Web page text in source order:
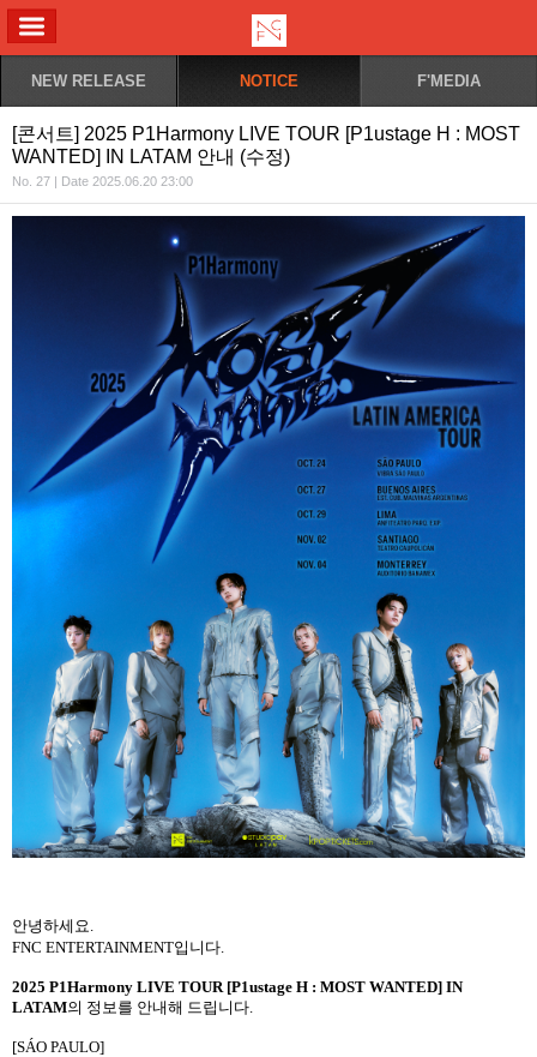
NEW RELEASE NOTICE F'MEDIA
[콘서트] 2025 P1Harmony LIVE TOUR [P1ustage H : MOST
WANTED] IN LATAM 안내 (수정)
No. 27 | Date 2025.06.20 23:00
안녕하세요.
FNC ENTERTAINMENT입니다.
2025 P1Harmony LIVE TOUR [P1ustage H : MOST WANTED] IN
LATAM의 정보를 안내해 드립니다.
[SÁO PAULO]